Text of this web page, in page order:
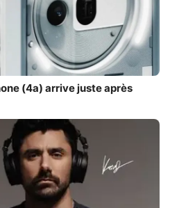
(4a) arrive juste après